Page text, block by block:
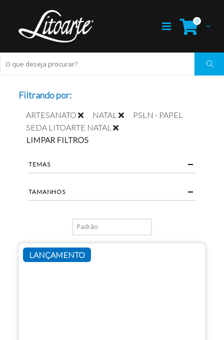
0
LANÇAMENTO
Filtrando por:
ARTESANATO NATAL
PSLN - PAPEL
SEDA LITOARTE NATAL
LIMPAR FILTROS
TEMAS
TAMANHOS